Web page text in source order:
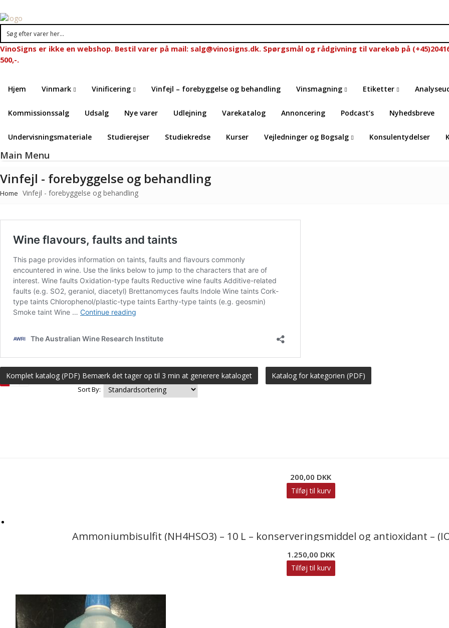
VinoSigns er ikke en webshop. Bestil varer på mail: salg@vinosigns.dk. Spørgsmål og rådgivning til varekøb på
500,-.
Hjem Vinmark Vinificering Vinfejl – forebyggelse og behandling Vinsmagning Etiketter
Kommissionssalg Udsalg Nye varer Udlejning Varekatalog Annoncering Podcast’s Nyhedsbreve
Undervisningsmateriale Studierejser Studiekredse Kurser Vejledninger og Bogsalg Konsulentydelser
Main Menu
Vinfejl - forebyggelse og behandling
Home Vinfejl - forebyggelse og behandling
Komplet katalog (PDF) Bemærk det tager op til 3 min at generere kataloget Katalog for kategorien (PDF)
Sort By:
200,00 DKK
Tilføj til kurv
Ammoniumbisulfit (NH4HSO3) – 10 L – konserveringsmiddel og antioxidant –
1.250,00 DKK
Tilføj til kurv